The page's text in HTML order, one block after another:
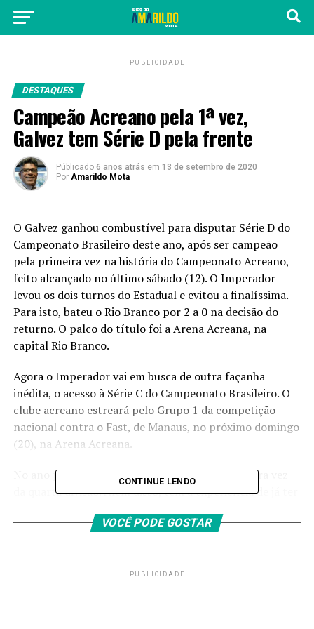
PUBLICIDADE
DESTAQUES
Campeão Acreano pela 1ª vez,
Galvez tem Série D pela frente
Públicado 6 anos atrás em 13 de setembro de 2020
Por Amarildo Mota
O Galvez ganhou combustível para disputar Série D do
Campeonato Brasileiro deste ano, após ser campeão
pela primeira vez na história do Campeonato Acreano,
feito alcançado no último sábado (12). O Imperador
levou os dois turnos do Estadual e evitou a finalíssima.
Para isto, bateu o Rio Branco por 2 a 0 na decisão do
returno. O palco do título foi a Arena Acreana, na
capital Rio Branco.
Agora o Imperador vai em busca de outra façanha
inédita, o acesso à Série C do Campeonato Brasileiro. O
clube acreano estreará pelo Grupo 1 da competição
nacional contra o Fast, de Manaus, no próximo domingo
(20), na Arena Acreana.
No ano passado, o Galvez participou pela primeira vez
da quarta divisão. Além disso, tem a experiência de já ter
nacional) e a Copa Verde (em nível regional). No
na trave em 2015, 2018 e 2019, quando foi vice-
CONTINUE LENDO
VOCÊ PODE GOSTAR
PUBLICIDADE